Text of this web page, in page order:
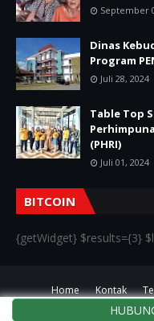
September
Dinas
Program
Juli 28, 2024
Table Top
(PHRI)
Juli 01, 2024
BITCOIN
{getWidget} $results={3}
Home Kontak
Crafted